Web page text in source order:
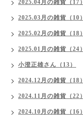
2025.04月の雑貨（17）
2025.03月の雑貨（10）
2025.02月の雑貨（18）
2025.01月の雑貨（24）
小澄正雄さん（13）
2024.12月の雑貨（18）
2024.11月の雑貨（22）
2024.10月の雑貨（16）